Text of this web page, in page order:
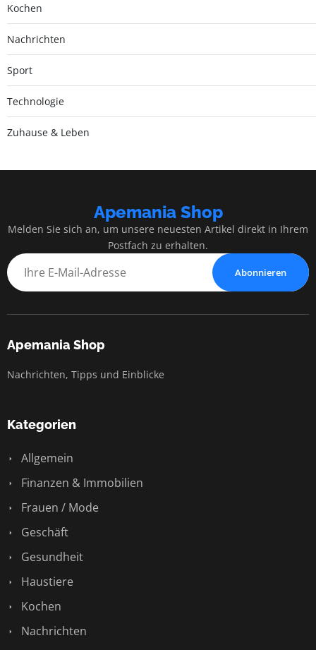
Kochen
Nachrichten
Sport
Technologie
Zuhause & Leben
Apemania Shop
Melden Sie sich an, um unsere neuesten Artikel direkt in Ihrem
Postfach zu erhalten.
Abonnieren
Apemania Shop
Nachrichten, Tipps und Einblicke
Kategorien
Allgemein
Finanzen & Immobilien
Frauen / Mode
Geschäft
Gesundheit
Haustiere
Kochen
Nachrichten